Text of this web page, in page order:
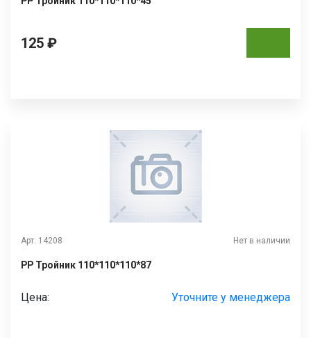
125 ₽
Арт. 14208 Нет в наличии
РР Тройник 110*110*110*87
Цена: Уточните у менеджера